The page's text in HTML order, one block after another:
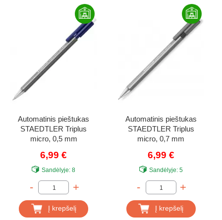
Automatinis pieštukas
STAEDTLER Triplus
micro, 0,5 mm
6,99 €
Sandėlyje: 8
- +
Į krepšelį
Automatinis pieštukas
STAEDTLER Triplus
micro, 0,7 mm
6,99 €
Sandėlyje:5
- +
Į krepšelį